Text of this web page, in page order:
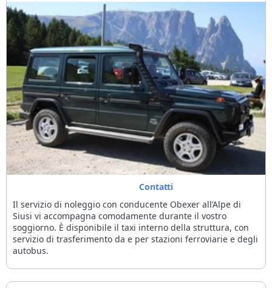
Contatti
Il servizio di noleggio con conducente Obexer all’Alpe di
Siusi vi accompagna comodamente durante il vostro
soggiorno. È disponibile il taxi interno della struttura, con
servizio di trasferimento da e per stazioni ferroviarie e degli
autobus.